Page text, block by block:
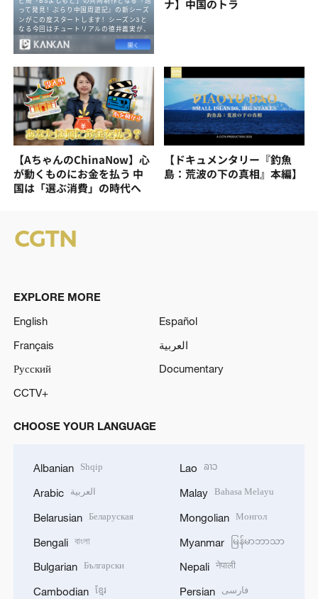
ナ】中国のトラ
【AちゃんのChinaNow】心
が動くものにお金を払う 中
国は「選ぶ消費」の時代へ
【ドキュメンタリー『釣魚
島：荒波の下の真相』本編】
EXPLORE MORE
English
Español
Français
العربية
Русский
Documentary
CCTV+
CHOOSE YOUR LANGUAGE
Albanian Shqip
Arabic العربية
Belarusian Беларуская
Bengali বাংলা
Bulgarian Български
Cambodian ខ្មែរ
Lao ລາວ
Malay Bahasa Melayu
Mongolian Монгол
Myanmar မြန်မာဘာသာ
Nepali नेपाली
Persian فارسی